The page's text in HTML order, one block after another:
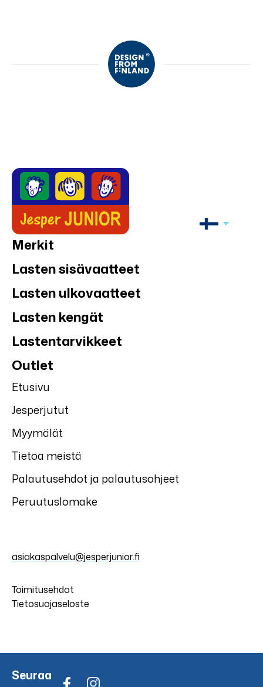
Merkit
Lasten sisävaatteet
Lasten ulkovaatteet
Lasten kengät
Lastentarvikkeet
Outlet
Etusivu
Jesperjutut
Myymälät
Tietoa meistä
Palautusehdot ja palautusohjeet
Peruutuslomake
asiakaspalvelu@jesperjunior.fi
Toimitusehdot
Tietosuojaseloste
Seuraa